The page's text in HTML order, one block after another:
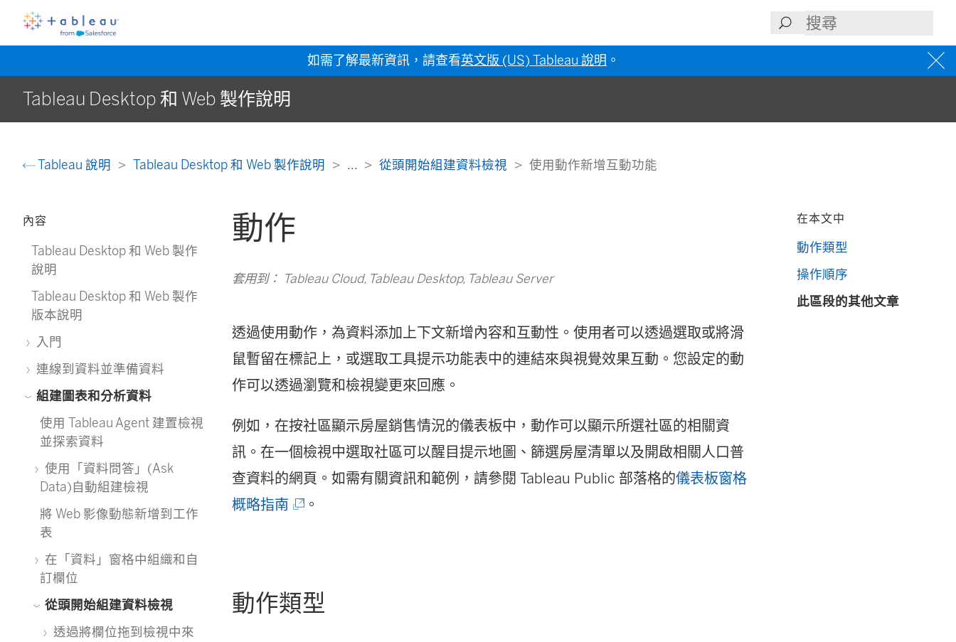
如需了解最新資訊，請查看英文版 (US) Tableau 說明 。
Tableau Desktop 和 Web 製作說明
Tableau 說明 Tableau Desktop 和 Web 製作說明 ... 從頭開始組建資料檢視 使用動作新增互動功能
內容
Tableau Desktop 和 Web 製作
說明
Tableau Desktop 和 Web 製作
版本說明
入門
連線到資料並準備資料
組建圖表和分析資料
使用 Tableau Agent 建置檢視
並探索資料
使用「資料問答」(Ask
Data)自動組建檢視
將 Web 影像動態新增到工作
表
在「資料」窗格中組織和自
訂欄位
從頭開始組建資料檢視
透過將欄位拖到檢視中來
動作
套用到： Tableau Cloud, Tableau Desktop, Tableau Server
透過使用動作，為資料添加上下文新增內容和互動性。使用者可以透過選取或將滑
鼠暫留在標記上，或選取工具提示功能表中的連結來與視覺效果互動。您設定的動
作可以透過瀏覽和檢視變更來回應。
例如，在按社區顯示房屋銷售情況的儀表板中，動作可以顯示所選社區的相關資
訊。在一個檢視中選取社區可以醒目提示地圖、篩選房屋清單以及開啟相關人口普
查資料的網頁。如需有關資訊和範例，請參閱 Tableau Public 部落格的儀表板窗格
概略指南 (
新
。
動作類型
在本文中
動作類型
操作順序
此區段的其他文章